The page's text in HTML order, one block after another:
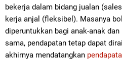
bekerja dalam bidang jualan
kerja anjal (fleksibel). Masanya
diperuntukkan bagi anak-anak
sama, pendapatan tetap dapat
akhirnya mendatangkan